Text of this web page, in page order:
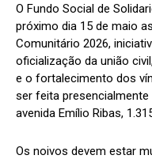
O Fundo Social de
próximo dia 15 de maio
Comunitário 2026,
oficialização da união
e o fortalecimento dos
ser feita
avenida Emílio Ribas,
Os noivos devem estar